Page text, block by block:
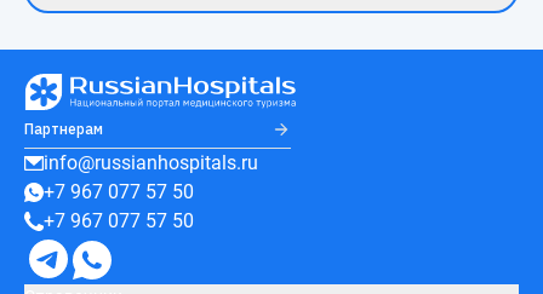
Партнерам
info@russianhospitals.ru
+7 967 077 57 50
+7 967 077 57 50